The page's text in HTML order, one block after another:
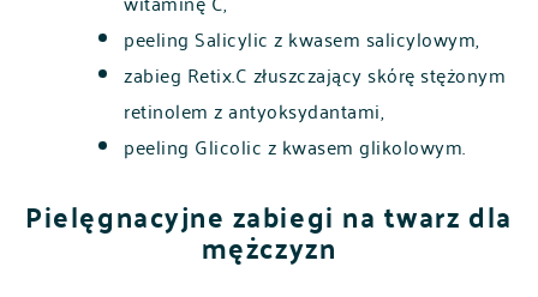
peeling Salicylic z kwasem salicylowym,
zabieg Retix.C złuszczający skórę stężonym
retinolem z antyoksydantami,
peeling Glicolic z kwasem glikolowym.
Pielęgnacyjne zabiegi na twarz dla
mężczyzn